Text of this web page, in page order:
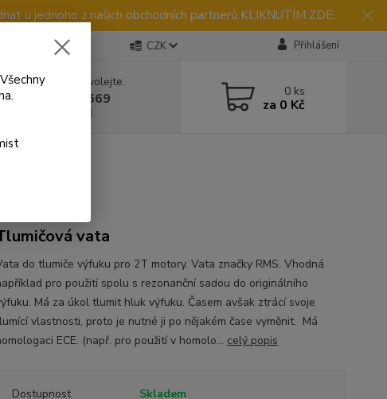
u jednoho z našich obchodních partnerů KLIKNUTÍM ZDE.
CZK Přihlášení
Nevíte si rady? Zavolejte.
731 269 669
(Po-So: 9:00-20:00)
0 ks
za 0 Kč
vata
do tlumiče výfuku pro 2T motory. Vata značky RMS. Vhodná
pro použití spolu s rezonanční sadou do originálního
Má za úkol tlumit hluk výfuku. Časem avšak ztrácí svoje
vlastnosti, proto je nutné ji po nějakém čase vyměnit. Má
ECE. (např. pro použití v homolo... celý popis
Dostupnost Skladem